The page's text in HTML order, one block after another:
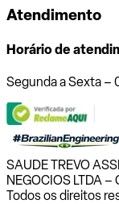
Atendimento
Horário de
Segunda a Sexta –
SAUDE TREVO
NEGOCIOS LTDA
Todos os direitos